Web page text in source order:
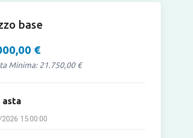
base
€
Minima: 21.750,00 €
asta
15:00:00